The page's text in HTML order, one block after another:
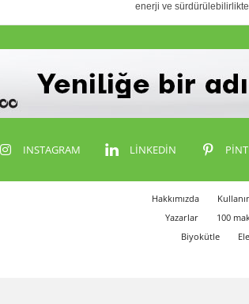
enerji ve
INSTAGRAM LINKEDIN
Hakkımızda
Yazarlar
100
Biyokütle